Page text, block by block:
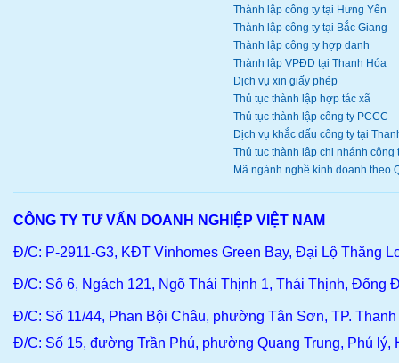
Thành lập công ty tại Hưng Yên
Thành lập công ty tại Bắc Giang
Thành lập công ty hợp danh
Thành lập VPĐD tại Thanh Hóa
Dịch vụ xin giấy phép
Thủ tục thành lập hợp tác xã
Thủ tục thành lập công ty PCCC
Dịch vụ khắc dấu công ty tại
Thủ tục thành lập chi nhánh công
Mã ngành nghề kinh doanh theo
CÔNG TY TƯ VẤN DOANH NGHIỆP VIỆT NAM
Đ/C: P-2911-G3, KĐT Vinhomes Green Bay, Đại Lộ Thăng
Đ/C: Số 6, Ngách 121, Ngõ Thái Thịnh 1, Thái Thịnh, Đống
Đ/C: Số 11/44, Phan Bội Châu, phường Tân Sơn, TP.
Đ/C: Số 15, đường Trần Phú, phường Quang Trung, Phú lý,